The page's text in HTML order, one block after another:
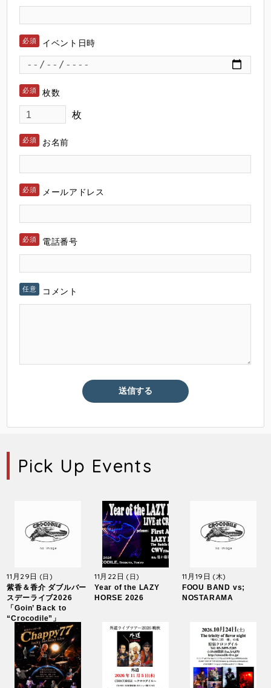
イベント日時
枚数
枚
お名前
メールアドレス
電話番号
コメント
Pick Up Events
11月29日 (日)
紫香＆香介 ダブルバー
スデーライブ2026
「Goin’ Back to
“Crocodile”」
11月22日(日)
Year of the LAZY
HORSE 2026
11月19日 (木)
FOOU BAND vs;
NOSTARAMA